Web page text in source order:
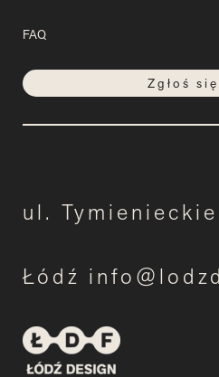
FAQ
Zgłoś się
ul.
Łódź